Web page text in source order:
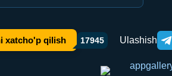
xatcho'p qilish 17945 Ulashish